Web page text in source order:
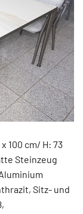
100 cm/ H: 73
Steinzeug
Sitz- und